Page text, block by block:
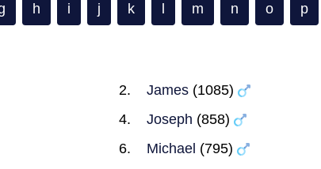
h i j k m n o p
James(1085)
Joseph (858)
Michael (795)